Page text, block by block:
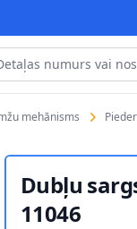
mehānisms
Dubļu
11046